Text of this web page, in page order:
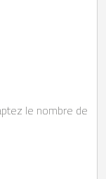
6
de salles de bain: 4
le nombre de